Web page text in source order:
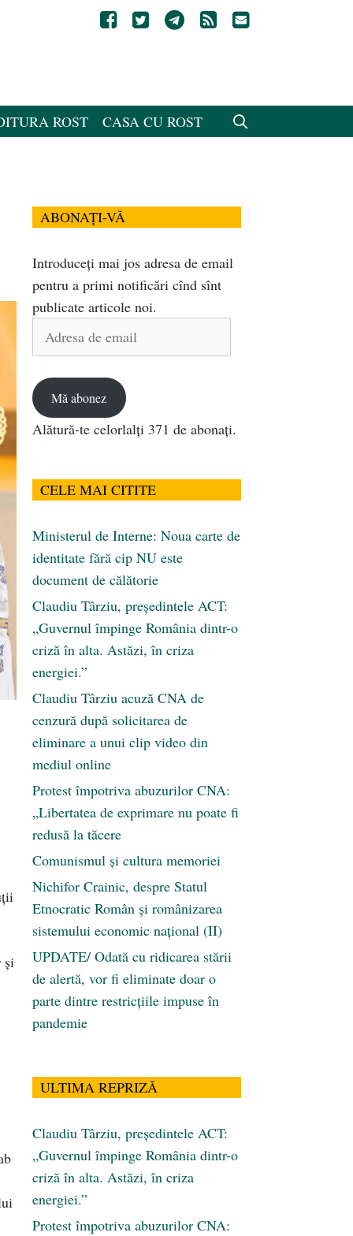
ROST CASA CU ROST
și
ABONAȚI-VĂ
Introduceți mai jos adresa de email
pentru a primi notificări cînd sînt
publicate articole noi.
Adresa
Mă abonez
Alătură-te celorlalți 371 de abonați.
CELE MAI CITITE
Ministerul de Interne: Noua carte de
identitate fără cip NU este
document de călătorie
Claudiu Târziu, președintele ACT:
„Guvernul împinge România dintr-o
criză în alta. Astăzi, în criza
energiei.”
Claudiu Târziu acuză CNA de
cenzură după solicitarea de
eliminare a unui clip video din
mediul online
Protest împotriva abuzurilor CNA:
„Libertatea de exprimare nu poate fi
redusă la tăcere
Comunismul şi cultura memoriei
Nichifor Crainic, despre Statul
Etnocratic Român şi românizarea
sistemului economic naţional (II)
UPDATE/ Odată cu ridicarea stării
de alertă, vor fi eliminate doar o
parte dintre restricțiile impuse în
pandemie
ULTIMA REPRIZĂ
Claudiu Târziu, președintele ACT:
„Guvernul împinge România dintr-o
criză în alta. Astăzi, în criza
energiei.”
Protest împotriva abuzurilor CNA: